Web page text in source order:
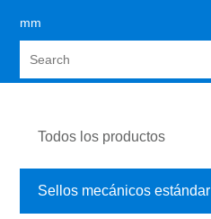
mm
Todos los productos
Sellos mecánicos estándar